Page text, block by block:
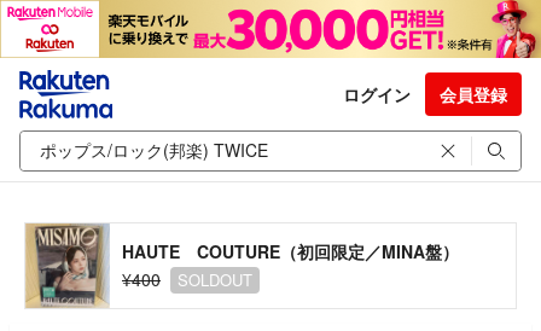
ログイン 会員登録
HAUTE COUTURE（初回限定／MINA盤）
¥400
SOLDOUT